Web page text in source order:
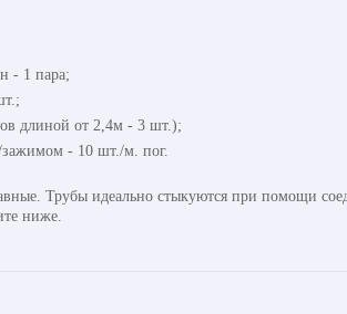
- 1 пара;
длиной от 2,4м - 3 шт.);
зажимом - 10 шт./м. пог.
Трубы идеально стыкуются при помощи
ниже.